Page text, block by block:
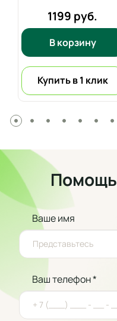
1199 руб.
В корзину
Купить в 1 клик
Помощь
Ваше имя
Ваш телефон *